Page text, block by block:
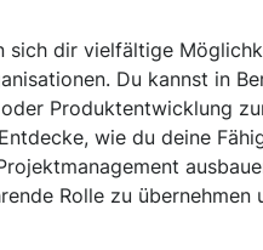
sich dir vielfältige
Du kannst in
Produktentwicklung
wie du deine
Rolle zu übernehmen